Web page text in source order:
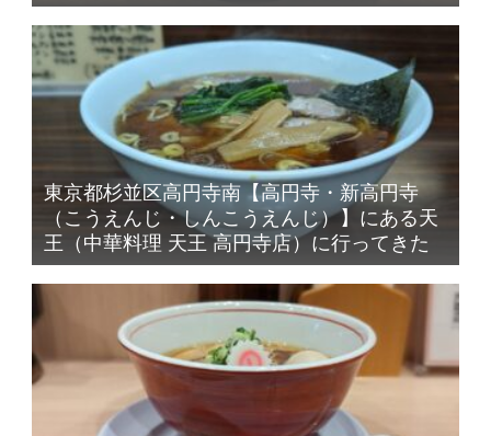
東京都杉並区高円寺南【高円寺・新高円寺
（こうえんじ・しんこうえんじ）】にある天
王（中華料理 天王 高円寺店）に行ってきた